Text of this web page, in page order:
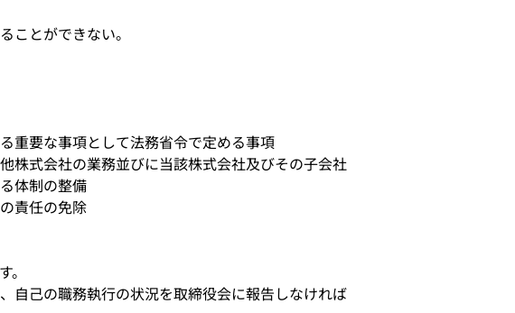
ことができない。
重要な事項として法務省令で定める事項
株式会社の業務並びに当該株式会社及びその子会社
体制の整備
責任の免除
自己の職務執行の状況を取締役会に報告しなければ